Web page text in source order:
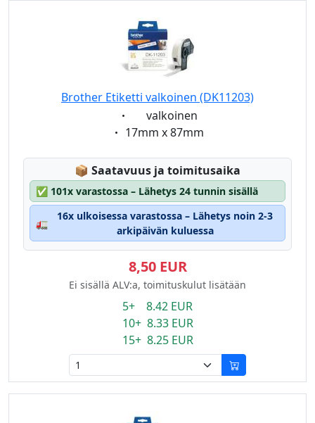
Brother Etiketti valkoinen (DK11203)
Eigenschaft:
valkoinen
Eigenschaft:
17mm x 87mm
📦 Lagerstatus:
Saatavuus ja toimitusaika
✅ 101x varastossa – Lähetys 24 tunnin sisällä
🚛
16x ulkoisessa varastossa – Lähetys noin 2-3
arkipäivän kuluessa
8,50 EUR
Ei sisällä ALV:a, toimituskulut lisätään
5+ 8.42 EUR
10+ 8.33 EUR
15+ 8.25 EUR